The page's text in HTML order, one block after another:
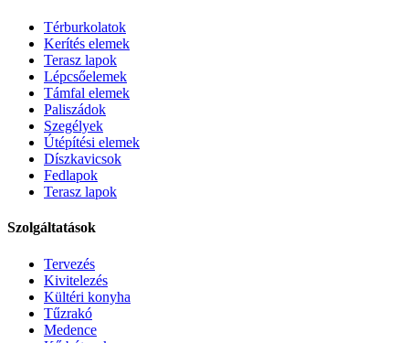
Térburkolatok
Kerítés elemek
Terasz lapok
Lépcsőelemek
Támfal elemek
Paliszádok
Szegélyek
Útépítési elemek
Díszkavicsok
Fedlapok
Terasz lapok
Szolgáltatások
Tervezés
Kivitelezés
Kültéri konyha
Tűzrakó
Medence